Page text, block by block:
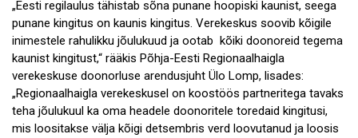
„Eesti regilaulus tähistab sõna punane hoopiski kaunist, seega
punane kingitus on kaunis kingitus. Verekeskus soovib kõigile
inimestele rahulikku jõulukuud ja ootab kõiki doonoreid tegema
kaunist kingitust,“ rääkis Põhja-Eesti Regionaalhaigla
verekeskuse doonorluse arendusjuht Ülo Lomp, lisades:
„Regionaalhaigla verekeskusel on koostöös partneritega tavaks
teha jõulukuul ka oma headele doonoritele toredaid kingitusi,
mis loositakse välja kõigi detsembris verd loovutanud ja loosis